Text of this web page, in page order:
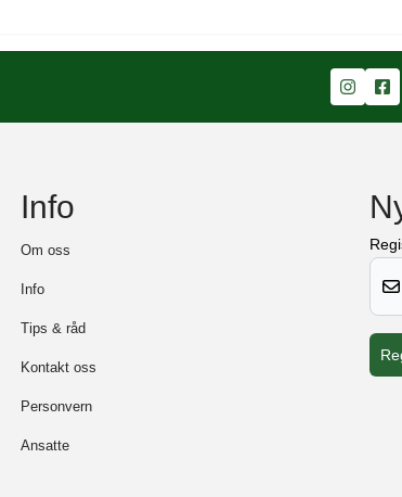
Info
Om oss
Info
Tips & råd
Kontakt oss
Personvern
Ansatte
E-